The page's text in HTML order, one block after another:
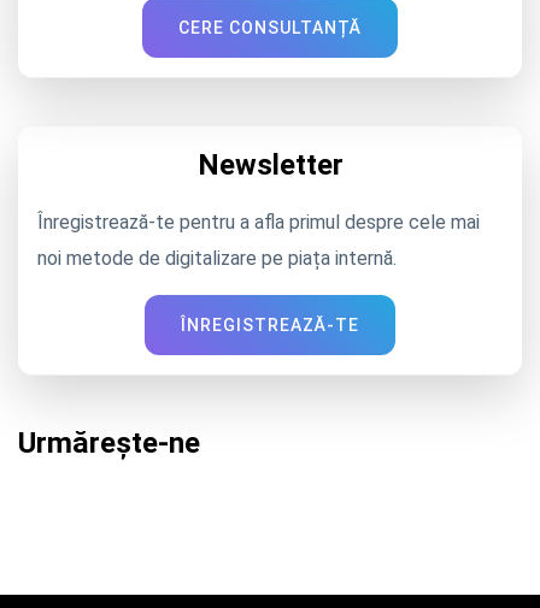
CERE CONSULTANȚĂ
Newsletter
Înregistrează-te pentru a afla primul despre cele mai
noi metode de digitalizare pe piața internă.
ÎNREGISTREAZĂ-TE
Urmărește-ne